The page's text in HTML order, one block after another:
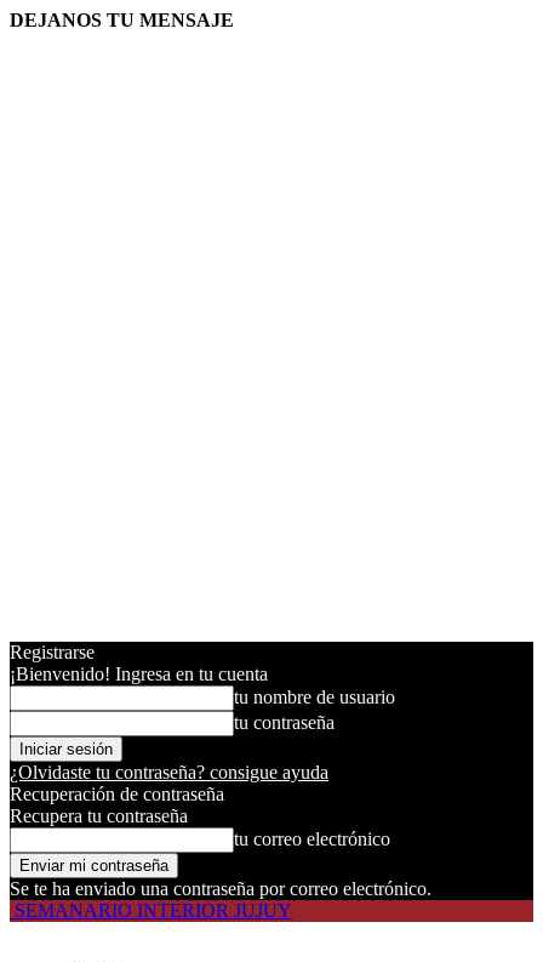
DEJANOS TU MENSAJE
Registrarse
¡Bienvenido! Ingresa en tu cuenta
tu nombre de usuario
tu contraseña
¿Olvidaste tu contraseña? consigue ayuda
Recuperación de contraseña
Recupera tu contraseña
tu correo electrónico
Se te ha enviado una contraseña por correo electrónico.
SEMANARIO INTERIOR JUJUY